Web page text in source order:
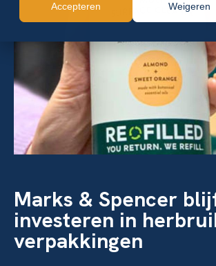
Accepteren Weigeren
Marks & Spencer
investeren in
verpakkingen